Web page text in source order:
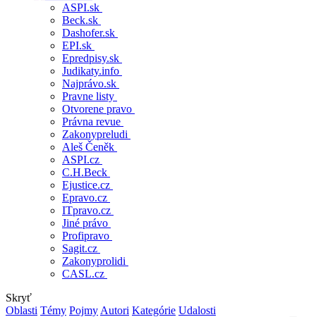
ASPI.sk
Beck.sk
Dashofer.sk
EPI.sk
Epredpisy.sk
Judikaty.info
Najprávo.sk
Pravne listy
Otvorene pravo
Právna revue
Zakonypreludi
Aleš Čeněk
ASPI.cz
C.H.Beck
Ejustice.cz
Epravo.cz
ITpravo.cz
Jiné právo
Profipravo
Sagit.cz
Zakonyprolidi
CASL.cz
Skryť
Oblasti Témy Pojmy Autori Kategórie Udalosti